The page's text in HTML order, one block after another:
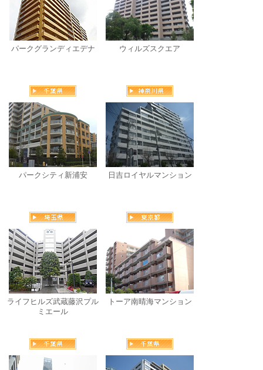
パークグランディエデナ ウィルズスクエア
パークシティ新浦安 日吉ロイヤルマンション
ライフヒルズ武蔵藤沢プル
ミエール
トーア南晴海マンション